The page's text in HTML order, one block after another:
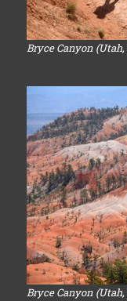
Bryce Canyon
Bryce Canyon